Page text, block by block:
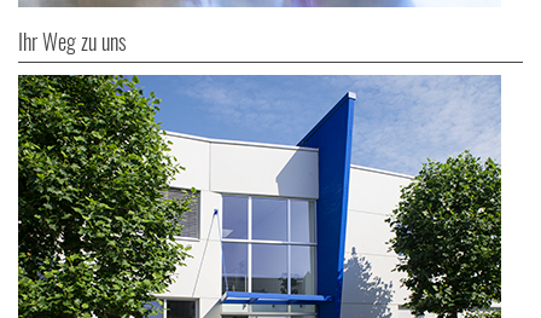
Ihr Weg zu uns